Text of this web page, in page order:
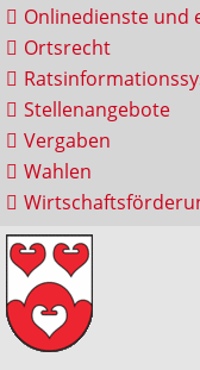
Onlinedienste und
Ortsrecht
Stellenangebote
Vergaben
Wahlen